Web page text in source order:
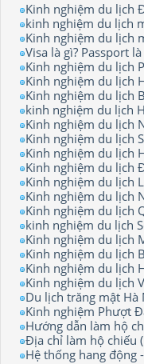
Kinh nghiệm du lịch
kinh nghiệm du lịch
Kinh nghiệm du lịch
Visa là gì? Passport là
Kinh nghiệm du lịch
Kinh nghiệm du lịch
Kinh nghiệm du lịch
kinh nghiệm du lịch
Kinh nghiệm du lịch
Kinh nghiệm du lịch
Kinh nghiệm du lịch
Kinh nghiệm du lịch
Kinh nghiệm du lịch
Kinh nghiệm du lịch
Kinh nghiệm du lịch
kinh nghiệm du lịch
Kinh nghiệm du lịch
Kinh nghiệm du lịch
Kinh nghiệm du lịch
Kinh nghiệm du lịch
Du lịch trăng mật Hà
Kinh nghiệm Phượt
Hướng dẫn làm hộ
Địa chỉ làm hộ chiếu
Hệ thống hang động